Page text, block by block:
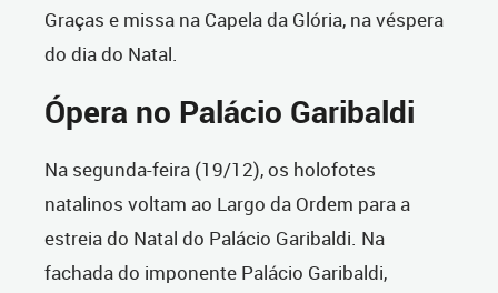
Graças e missa na Capela da Glória, na véspera
do dia do Natal.
Ópera no Palácio Garibaldi
Na segunda-feira (19/12), os holofotes
natalinos voltam ao Largo da Ordem para a
estreia do Natal do Palácio Garibaldi. Na
fachada do imponente Palácio Garibaldi,